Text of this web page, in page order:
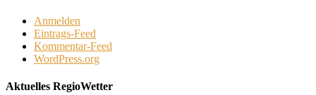
Anmelden
Eintrags-Feed
Kommentar-Feed
WordPress.org
Aktuelles RegioWetter